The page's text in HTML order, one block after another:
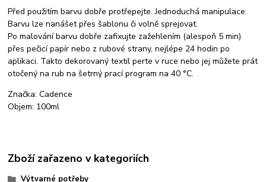
Před použitím barvu dobře protřepejte. Jednoduchá manipulace.
Barvu lze nanášet přes šablonu či volně sprejovat.
Po malování barvu dobře zafixujte zažehlením (alespoň 5 min)
přes pečicí papír nebo z rubové strany, nejlépe 24 hodin po
aplikaci. Takto dekorovaný textil perte v ruce nebo jej můžete prát
otočený na rub na šetrný prací program na 40 °C.
Značka: Cadence
Objem: 100ml
Zboží zařazeno v kategoriích
Výtvarné potřeby